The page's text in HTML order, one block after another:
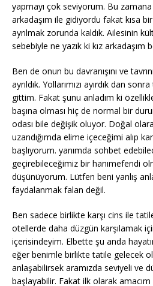
yapmayı çok seviyorum. Bu
arkadaşım ile gidiyordu fakat kısa
ayrılmak zorunda kaldık. Ailesinin
sebebiyle ne yazık ki kız arkadaşım
Ben de onun bu davranışını ve
ayrıldık. Yollarımızı ayırdık dan
gittim. Fakat şunu anladım ki
başına olması hiç de normal bir
odası bile değişik oluyor. Doğal
uzandığımda elime içeceğimi alıp
başlıyorum. yanımda sohbet
geçirebileceğimiz bir hanımefendi
düşünüyorum. Lütfen beni yanlış
faydalanmak falan değil.
Ben sadece birlikte karşı cins ile
otellerde daha düzgün karşılamak
içerisindeyim. Elbette şu anda
eğer benimle birlikte tatile gelecek
anlaşabilirsek aramızda seviyeli ve
başlayabilir. Fakat ilk olarak